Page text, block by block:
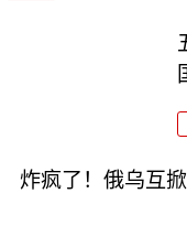
炸疯了！俄乌互